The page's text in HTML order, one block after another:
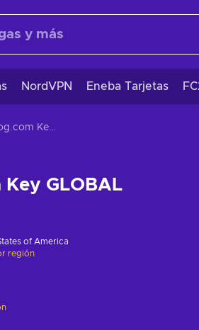
NordVPN Eneba Tarjetas
Far Cry Gog.com Key GLOBAL
Key GLOBAL
of America
región